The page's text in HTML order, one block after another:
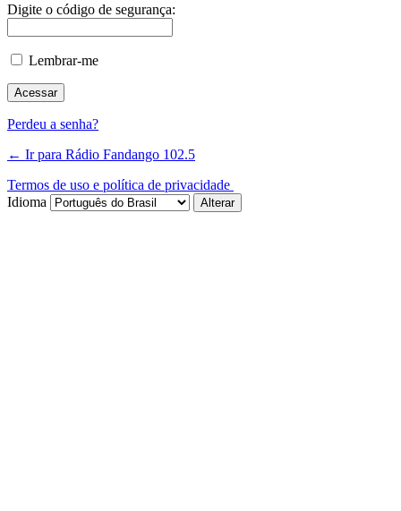
Digite o código de segurança:
Lembrar-me
Perdeu a senha?
← Ir para Rádio Fandango 102.5
Termos de uso e política de privacidade
Idioma